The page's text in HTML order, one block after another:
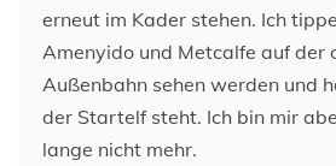
erneut im Kader stehen. Ich
Amenyido und Metcalfe auf der
Außenbahn sehen werden und
der Startelf steht. Ich bin mir
lange nicht mehr.